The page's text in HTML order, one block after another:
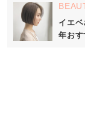
イエ
年おす